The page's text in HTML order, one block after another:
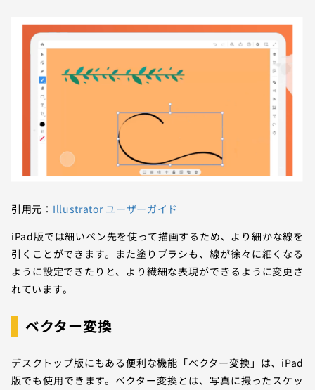
引用元： Illustrator ユーザーガイド
iPad版では細いペン先を使って描画するため、より細かな線を
引くことができます。また塗りブラシも、線が徐々に細くなる
ように設定できたりと、より繊細な表現ができるように変更さ
れています。
ベクター変換
デスクトップ版にもある便利な機能「ベクター変換」は、iPad
版でも使用できます。ベクター変換とは、写真に撮ったスケッ